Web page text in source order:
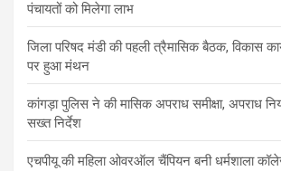
पंचायतों को मिलेगा लाभ
जिला परिषद मंडी की पहली त्रैमासिक बैठक, विकास
पर हुआ मंथन
कांगड़ा पुलिस ने की मासिक अपराध समीक्षा, अपराध
सख्त निर्देश
एचपीयू की महिला ओवरऑल चैंपियन बनी धर्मशाला